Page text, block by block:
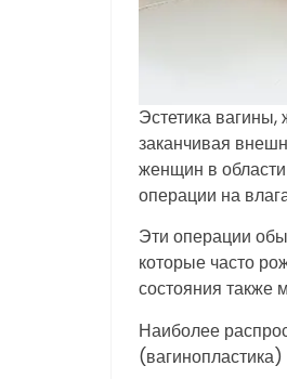
Эстетика
заканчивая
женщин в области
операции на
Эти операции
которые часто
состояния также
Наиболее